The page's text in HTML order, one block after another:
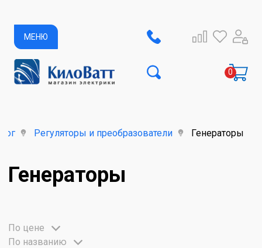
МЕНЮ
Регуляторы и преобразователи Генераторы
Генераторы
По цене
По названию